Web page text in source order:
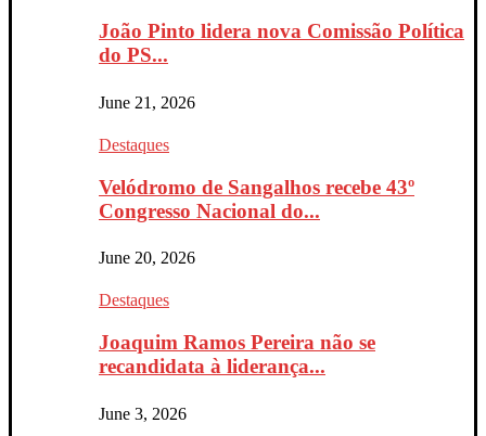
João Pinto lidera nova Comissão Política
do PS...
June 21, 2026
Destaques
Velódromo de Sangalhos recebe 43º
Congresso Nacional do...
June 20, 2026
Destaques
Joaquim Ramos Pereira não se
recandidata à liderança...
June 3, 2026